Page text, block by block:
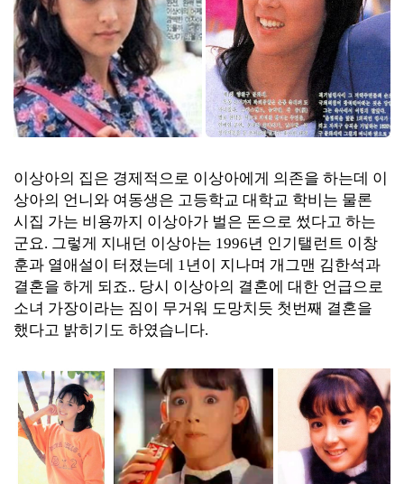
이상아의 집은 경제적으로 이상아에게 의존을 하는데 이
상아의 언니와 여동생은 고등학교 대학교 학비는 물론
시집 가는 비용까지 이상아가 벌은 돈으로 썼다고 하는
군요. 그렇게 지내던 이상아는 1996년 인기탤런트 이창
훈과 열애설이 터졌는데 1년이 지나며 개그맨 김한석과
결혼을 하게 되죠.. 당시 이상아의 결혼에 대한 언급으로
소녀 가장이라는 짐이 무거워 도망치듯 첫번째 결혼을
했다고 밝히기도 하였습니다.